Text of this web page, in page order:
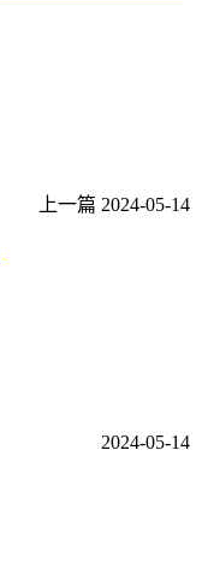
上一篇 2024-05-14
2024-05-14